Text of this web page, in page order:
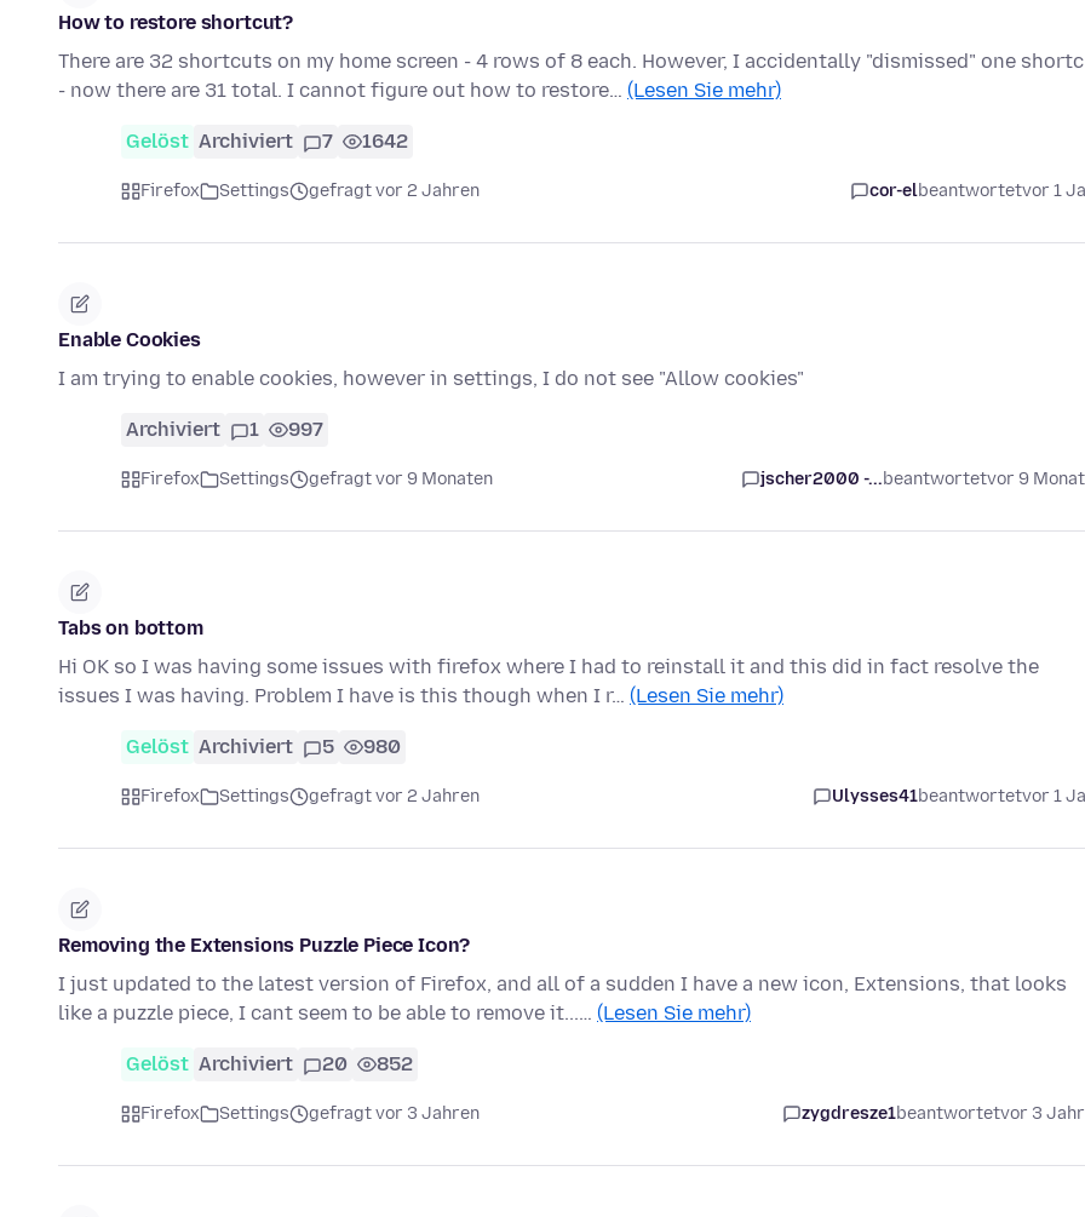
How to restore shortcut?
There are 32 shortcuts on my home screen - 4 rows of 8 each. However, I accidentally "dismissed" one
- now there are 31 total. I cannot figure out how to restore… (Lesen Sie mehr)
Gelöst Archiviert 7 1642
Firefox Settings gefragt vor 2 Jahren cor-elbeantwortetvor 1
Enable Cookies
I am trying to enable cookies, however in settings, I do not see "Allow cookies"
Archiviert 1 997
Firefox Settings gefragt vor 9 Monaten jscher2000 -...beantwortetvor 9
Tabs on bottom
Hi OK so I was having some issues with firefox where I had to reinstall it and this did in fact resolve the
issues I was having. Problem I have is this though when I r… (Lesen Sie mehr)
Gelöst Archiviert 5 980
Firefox Settings gefragt vor 2 Jahren Ulysses41beantwortetvor 1
Removing the Extensions Puzzle Piece Icon?
I just updated to the latest version of Firefox, and all of a sudden I have a new icon, Extensions, that looks
like a puzzle piece, I cant seem to be able to remove it...… (Lesen Sie mehr)
Gelöst Archiviert 20 852
Firefox Settings gefragt vor 3 Jahren zygdresze1beantwortetvor 3